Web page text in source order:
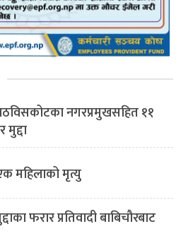
नगरप्रमुखसहित ११
मुद्दा
महिलाको मृत्यु
फरार प्रतिवादी बाबिचौरबाट